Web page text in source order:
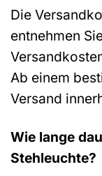
Die
entnehmen
Ab einem
Versand
Wie lange
Stehleuchte?